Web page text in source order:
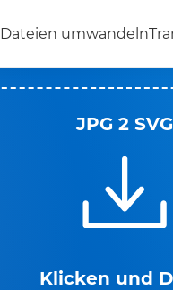
Dateien umwandeln
JPG 2 SVG
Klicken und